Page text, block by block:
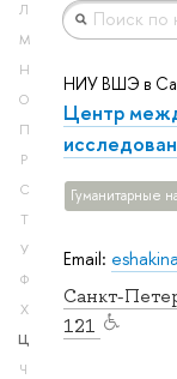
Л
М
Н
О
П
Р
С
Т
У
Ф
Х
Ц
Ч
Email:
Санкт-
121
НИУ ВШЭ в
Центр
Гуманитарные